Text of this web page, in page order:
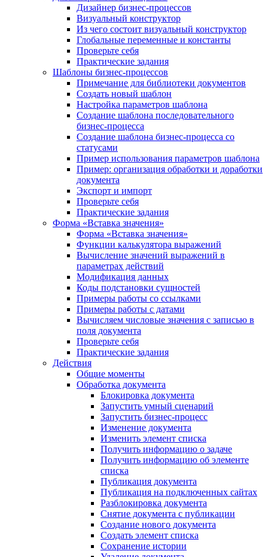
Дизайнер бизнес-процессов
Визуальный конструктор
Из чего состоит визуальный конструктор
Глобальные переменные и константы
Проверьте себя
Практические задания
Шаблоны бизнес-процессов
Примечание для библиотеки документов
Создать новый шаблон
Настройка параметров шаблона
Создание шаблона последовательного
бизнес-процесса
Создание шаблона бизнес-процесса со
статусами
Пример использования параметров шаблона
Пример: организация обработки и доработки
документа
Экспорт и импорт
Проверьте себя
Практические задания
Форма «Вставка значения»
Форма «Вставка значения»
Функции калькулятора выражений
Вычисление значений выражений в
параметрах действий
Модификация данных
Коды подстановки сущностей
Примеры работы со ссылками
Примеры работы с датами
Вычисляем числовые значения с записью в
поля документа
Проверьте себя
Практические задания
Действия
Общие моменты
Обработка документа
Блокировка документа
Запустить умный сценарий
Запустить бизнес-процесс
Изменение документа
Изменить элемент списка
Получить информацию о задаче
Получить информацию об элементе
списка
Публикация документа
Публикация на подключенных сайтах
Разблокировка документа
Снятие документа с публикации
Создание нового документа
Создать элемент списка
Сохранение истории